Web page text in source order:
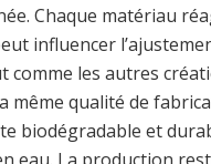
Chaque matériau
influencer
comme les autres
même qualité de
biodégradable et